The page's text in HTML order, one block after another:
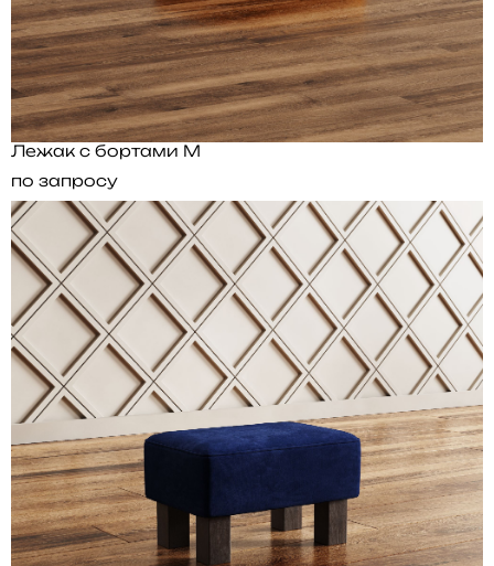
Лежак с бортами M
по запросу